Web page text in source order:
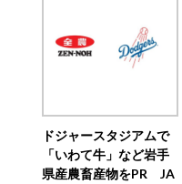
ドジャースタジアムで
「いわて牛」など岩手
県産農畜産物をPR JA